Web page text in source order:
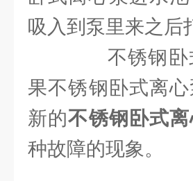
吸入到泵里来之后
不锈钢卧
果不锈钢卧式离
新的不锈钢卧式
种故障的现象。